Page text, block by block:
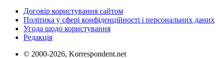
Договір користування сайтом
Політика у сфері конфіденційності і персональних даних
Угода щодо користування
Редакція
© 2000-2026, Korrespondent.net